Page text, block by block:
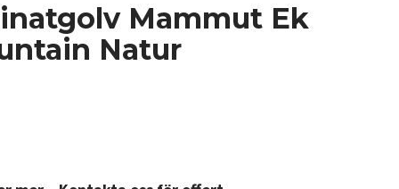
Mammut Ek
Natur